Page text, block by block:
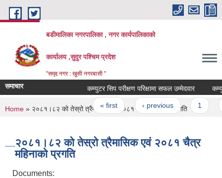
Skip to main content
बडीमालिका नगरपालिका , नगर कार्यपालिकाको
कार्यालय ,सुदुर पश्चिम प्रदेश
"समृद्द नगर : खुसी नगरबासी "
समाचार कम्युटर सिप परीक्षण परिक्षामा सफल उम्मेदवार
Pages
« first ‹ previous
You are here
Home » २०८१।८२ को तेस्रो त्रैमासिक एवं २०८१ चैत्र महिनाको प्रगति
२०८१।८२ को तेस्रो त्रैमासिक एवं २०८१ चैत्र
महिनाको प्रगति
Documents: